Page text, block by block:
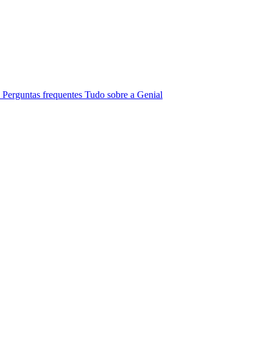
Perguntas frequentes Tudo sobre a Genial